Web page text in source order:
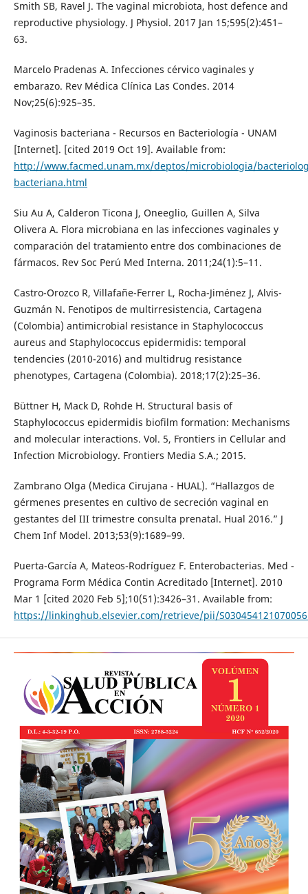
Smith SB, Ravel J. The vaginal microbiota, host defence and
reproductive physiology. J Physiol. 2017 Jan 15;595(2):451–
63.
Marcelo Pradenas A. Infecciones cérvico vaginales y
embarazo. Rev Médica Clínica Las Condes. 2014
Nov;25(6):925–35.
Vaginosis bacteriana - Recursos en Bacteriología - UNAM
[Internet]. [cited 2019 Oct 19]. Available from:
http://www.facmed.unam.mx/deptos/microbiologia/
bacteriana.html
Siu Au A, Calderon Ticona J, Oneeglio, Guillen A, Silva
Olivera A. Flora microbiana en las infecciones vaginales y
comparación del tratamiento entre dos combinaciones de
fármacos. Rev Soc Perú Med Interna. 2011;24(1):5–11.
Castro-Orozco R, Villafañe-Ferrer L, Rocha-Jiménez J, Alvis-
Guzmán N. Fenotipos de multirresistencia, Cartagena
(Colombia) antimicrobial resistance in Staphylococcus
aureus and Staphylococcus epidermidis: temporal
tendencies (2010-2016) and multidrug resistance
phenotypes, Cartagena (Colombia). 2018;17(2):25–36.
Büttner H, Mack D, Rohde H. Structural basis of
Staphylococcus epidermidis biofilm formation: Mechanisms
and molecular interactions. Vol. 5, Frontiers in Cellular and
Infection Microbiology. Frontiers Media S.A.; 2015.
Zambrano Olga (Medica Cirujana - HUAL). “Hallazgos de
gérmenes presentes en cultivo de secreción vaginal en
gestantes del III trimestre consulta prenatal. Hual 2016.” J
Chem Inf Model. 2013;53(9):1689–99.
Puerta-García A, Mateos-Rodríguez F. Enterobacterias. Med -
Programa Form Médica Contin Acreditado [Internet]. 2010
Mar 1 [cited 2020 Feb 5];10(51):3426–31. Available from:
https://linkinghub.elsevier.com/retrieve/pii/